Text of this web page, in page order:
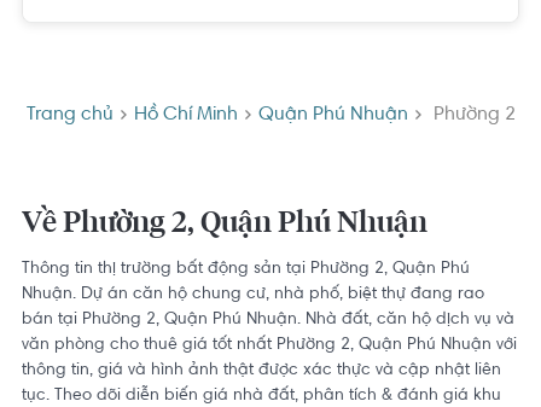
Trang chủ Hồ Chí Minh Quận Phú Nhuận Phường 2
Về Phường 2, Quận Phú Nhuận
Thông tin thị trường bất động sản tại Phường 2, Quận Phú
Nhuận. Dự án căn hộ chung cư, nhà phố, biệt thự đang rao
bán tại Phường 2, Quận Phú Nhuận. Nhà đất, căn hộ dịch vụ và
văn phòng cho thuê giá tốt nhất Phường 2, Quận Phú Nhuận với
thông tin, giá và hình ảnh thật được xác thực và cập nhật liên
tục. Theo dõi diễn biến giá nhà đất, phân tích & đánh giá khu